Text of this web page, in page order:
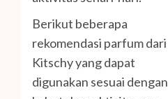
Berikut beberapa
rekomendasi parfum dari
Kitschy yang dapat
digunakan sesuai dengan